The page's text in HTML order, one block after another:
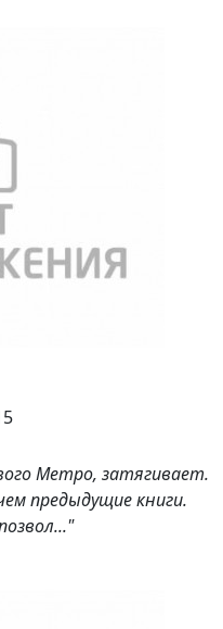
Метро, затягивает.
предыдущие книги.